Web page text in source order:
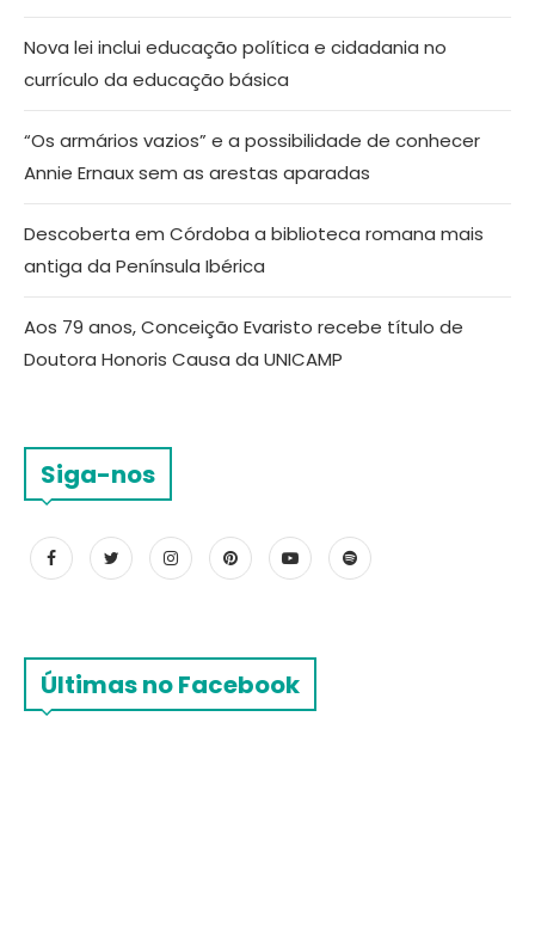
Nova lei inclui educação política e cidadania no
currículo da educação básica
“Os armários vazios” e a possibilidade de conhecer
Annie Ernaux sem as arestas aparadas
Descoberta em Córdoba a biblioteca romana mais
antiga da Península Ibérica
Aos 79 anos, Conceição Evaristo recebe título de
Doutora Honoris Causa da UNICAMP
Siga-nos
Últimas no Facebook